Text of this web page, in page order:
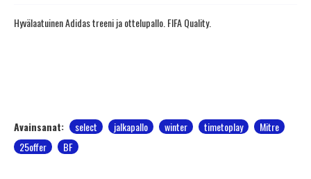
Hyvälaatuinen Adidas treeni ja ottelupallo. FIFA Quality.
Avainsanat: select jalkapallo winter timetoplay
Mitre
25offer
BF